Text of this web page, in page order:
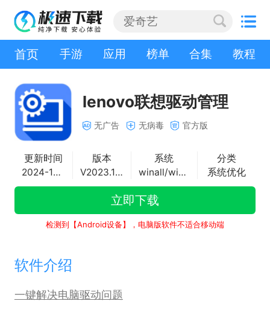
首页 手游 应用 榜单 合集 教程
lenovo联想驱动管理
无广告 无病毒 官方版
更新时间
2024-10-17
版本
V2023.12.25.498
系统
winall/win7/win10/win11
分类
系统优化
立即下载
检测到【Android设备】，电脑版软件不适合移动端
软件介绍
一键解决电脑驱动问题